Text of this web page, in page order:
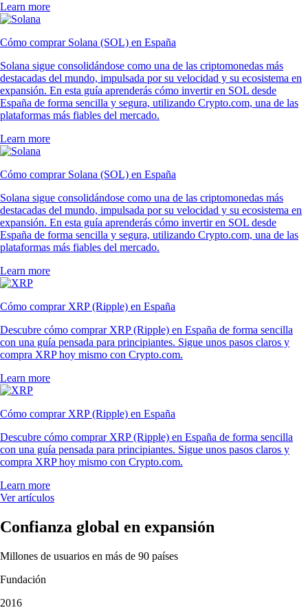
Learn more
Cómo comprar Solana (SOL) en España
Solana sigue consolidándose como una de las criptomonedas más
destacadas del mundo, impulsada por su velocidad y su ecosistema en
expansión. En esta guía aprenderás cómo invertir en SOL desde
España de forma sencilla y segura, utilizando Crypto.com, una de las
plataformas más fiables del mercado.
Learn more
Cómo comprar Solana (SOL) en España
Solana sigue consolidándose como una de las criptomonedas más
destacadas del mundo, impulsada por su velocidad y su ecosistema en
expansión. En esta guía aprenderás cómo invertir en SOL desde
España de forma sencilla y segura, utilizando Crypto.com, una de las
plataformas más fiables del mercado.
Learn more
Cómo comprar XRP (Ripple) en España
Descubre cómo comprar XRP (Ripple) en España de forma sencilla
con una guía pensada para principiantes. Sigue unos pasos claros y
compra XRP hoy mismo con Crypto.com.
Learn more
Cómo comprar XRP (Ripple) en España
Descubre cómo comprar XRP (Ripple) en España de forma sencilla
con una guía pensada para principiantes. Sigue unos pasos claros y
compra XRP hoy mismo con Crypto.com.
Learn more
Ver artículos
Confianza global en expansión
Millones de usuarios en más de 90 países
Fundación
2016